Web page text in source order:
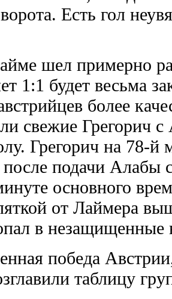
Есть гол
шел примерно
1:1 будет весьма
более
свежие Грегорич с
Грегорич на 78-й
подачи Алабы
основного
от Лаймера
в незащищенные
победа
таблицу